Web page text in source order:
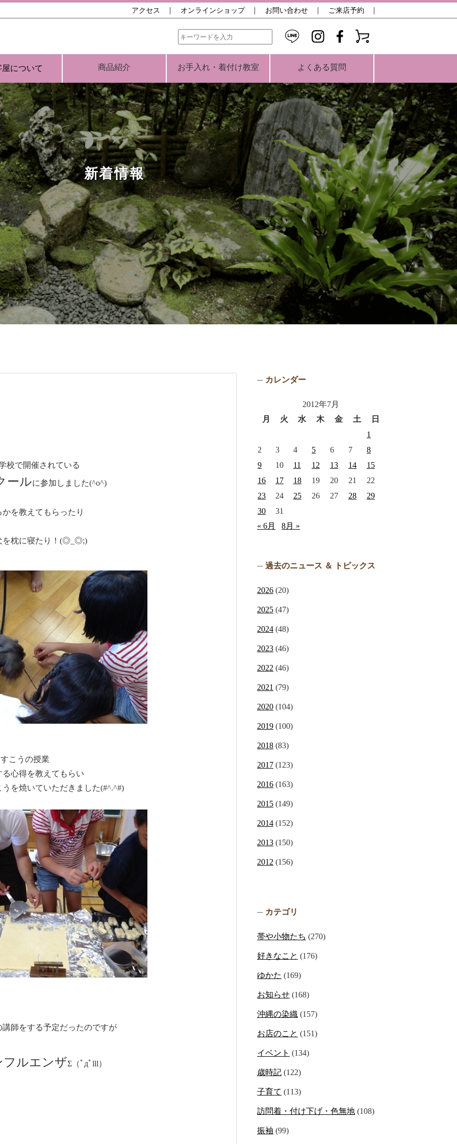
アクセス オンラインショップ お問い合わせ ご来店予約
について 商品紹介 お手入れ・着付け教室 よくある質問
新着情報
校で開催されている
ールに参加しました(^o^)
を教えてもらったり
を枕に寝たり！(◎_◎;)
こうの授業
心得を教えてもらい
を焼いていただきました(#^.^#)
師をする予定だったのですが
フルエンザΣ（ﾟдﾟlll）
カレンダー
2012年7月
月
火 水 木 金 土
日
1
2
3 4 5 6 7
8
9
10 11 12 13 14
15
16
17 18 19 20 21
22
23
24 25 26 27 28
29
30
31
« 6月
8月 »
過去のニュース ＆ トピックス
2026 (20)
2025 (47)
2024 (48)
2023 (46)
2022 (46)
2021 (79)
2020 (104)
2019 (100)
2018 (83)
2017 (123)
2016 (163)
2015 (149)
2014 (152)
2013 (150)
2012 (156)
カテゴリ
帯や小物たち (270)
好きなこと (176)
ゆかた (169)
お知らせ (168)
沖縄の染織 (157)
お店のこと (151)
イベント (134)
歳時記 (122)
子育て (113)
訪問着・付け下げ・色無地 (108)
振袖 (99)